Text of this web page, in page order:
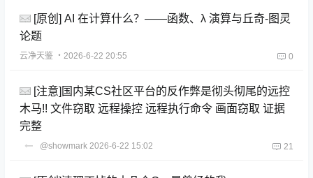
[原创] AI 在计算什么？——函数、λ 演算与丘奇-图灵
论题
云净天鉴 ・2026-6-22 20:55 0
[注意]国内某CS社区平台的反作弊是彻头彻尾的远控
木马!! 文件窃取 远程操控 远程执行命令 画面窃取 证据
完整
@showmark 2026-6-22 15:02 21